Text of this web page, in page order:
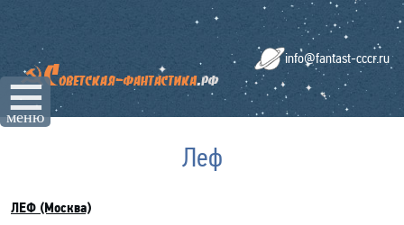
☰
меню
info@fantast-cccr.ru
Леф
ЛЕФ (Москва)